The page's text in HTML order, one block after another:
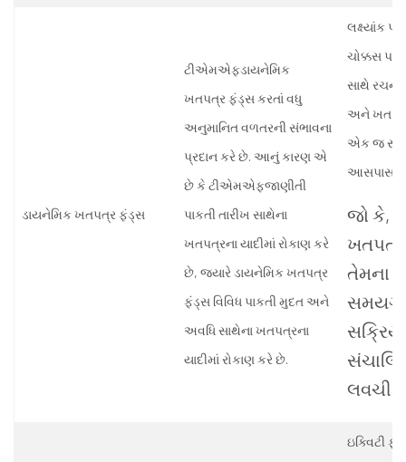
ડાયનેમિક ખતપત્ર ફંડ્સ
ટીએમએફડાયનેમિક
ખતપત્ર ફંડ્સ કરતાં વધુ
અનુમાનિત વળતરની સંભાવના
પ્રદાન કરે છે. આનું કારણ એ
છે કે ટીએમએફજાણીતી
પાકતી તારીખ સાથેના
ખતપત્રના યાદીમાં રોકાણ કરે
છે, જ્યારે ડાયનેમિક ખતપત્ર
ફંડ્સ વિવિધ પાકતી મુદત અને
અવધિ સાથેના ખતપત્રના
યાદીમાં રોકાણ કરે છે.
લક્ષ્યાંક
ચોક્કસ
સાથે
અને
એક જ
આસપાસ
જો કે,
તેમના
સક્રિય
ઇક્વિટી